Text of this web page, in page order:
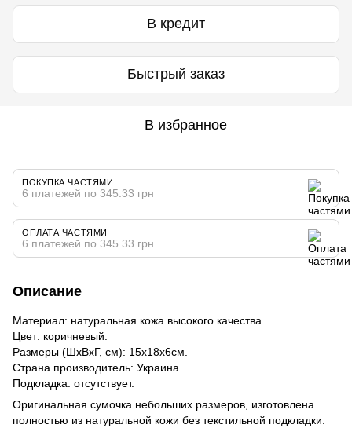
В кредит
Быстрый заказ
В избранное
ПОКУПКА ЧАСТЯМИ
6 платежей по 345.33 грн
ОПЛАТА ЧАСТЯМИ
6 платежей по 345.33 грн
Описание
Материал: натуральная кожа высокого качества.
Цвет: коричневый.
Размеры (ШхВхГ, см): 15х18х6см.
Страна производитель: Украина.
Подкладка: отсутствует.
Оригинальная сумочка небольших размеров, изготовлена
полностью из натуральной кожи без текстильной подкладки.